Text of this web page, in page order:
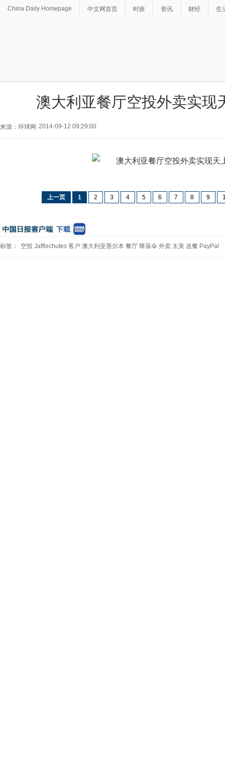
China Daily Homepage 中文网首页 时政 资讯 财经 生
澳大利亚餐厅空投外卖实现
来源：环球网 2014-09-12 09:29:00
上一页 1 2 3 4 5 6 7 8 9
标签： 空投 Jafflechutes 客户 澳大利亚墨尔本 餐厅 降落伞 外卖 太美 送餐 PayPal